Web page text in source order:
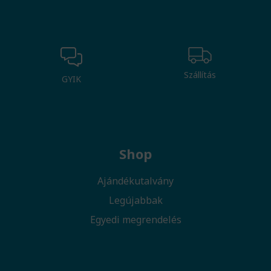
GYIK Szállítás
Shop
Ajándékutalvány
Legújabbak
Egyedi megrendelés